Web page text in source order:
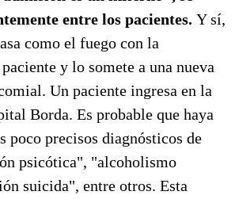
entre los pacientes. Y sí,
como el fuego con la
y lo somete a una nueva
Un paciente ingresa en la
Borda. Es probable que haya
poco precisos diagnósticos de
psicótica", "alcoholismo
suicida", entre otros. Esta